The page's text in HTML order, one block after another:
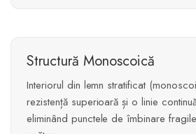
Structură Monoscoică
Interiorul din lemn stratificat
rezistență superioară și o linie
eliminând punctele de îmbinare